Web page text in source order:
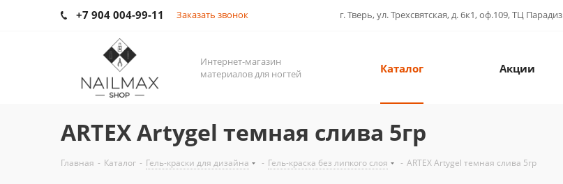
+7 904 004-99-11 Заказать звонок г. Тверь, ул. Трехсвятская, д. 6к1, оф.109, ТЦ Парадиз
Интернет-магазин
материалов для ногтей
Каталог Акции
ARTEX Artygel темная слива 5гр
Главная - Каталог - Гель-краски для дизайна - Гель-краска без липкого слоя - ARTEX Artygel темная слива 5гр